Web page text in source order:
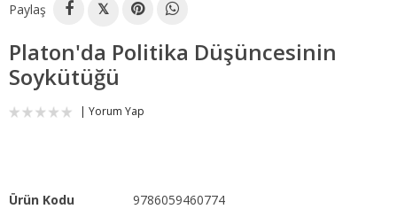
Paylaş 𝕏
Platon'da Politika Düşüncesinin
Soykütüğü
Yorum Yap
Ürün Kodu
9786059460774